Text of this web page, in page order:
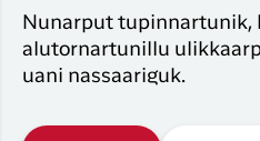
Nunarput tupinnartunik,
alutornartunillu
uani nassaariguk.